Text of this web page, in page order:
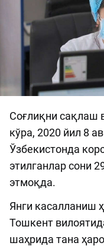
Соғлиқни сақлаш
кўра, 2020 йил 8
Ўзбекистонда
этилганлар сони
этмоқда.
Янги касалланиш
Тошкент
шаҳрида тана